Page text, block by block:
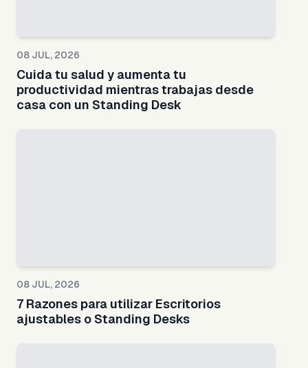
08 JUL, 2026
Cuida tu salud y aumenta tu
productividad mientras trabajas desde
casa con un Standing Desk
08 JUL, 2026
7 Razones para utilizar Escritorios
ajustables o Standing Desks